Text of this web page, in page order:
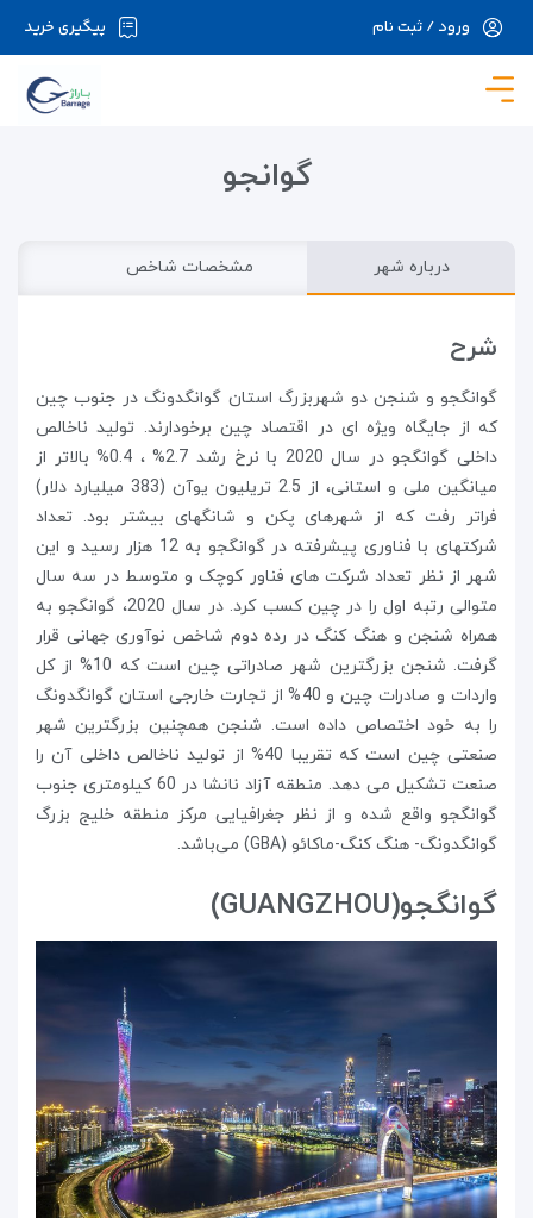
در حال حاضر ارتباط با سرور قطع می باشد لطفا
پیگیری خرید ورود / ثبت نام
گوانجو
درباره شهر مشخصات شاخص
شرح
گوانگجو و شنجن دو شهربزرگ استان گوانگدونگ در جنوب چین
که از جایگاه ویژه ای در اقتصاد چین برخودارند. تولید ناخالص
داخلی گوانگجو در سال 2020 با نرخ رشد 2.7% ، 0.4% بالاتر از
میانگین ملی و استانی، از 2.5 تریلیون یوآن (383 میلیارد دلار)
فراتر رفت که از شهرهای پکن و شانگهای بیشتر بود. تعداد
شرکتهای با فناوری پیشرفته در گوانگجو به 12 هزار رسید و این
شهر از نظر تعداد شرکت های فناور کوچک و متوسط در سه سال
متوالی رتبه اول را در چین کسب کرد. در سال 2020، گوانگجو به
همراه شنجن و هنگ کنگ در رده دوم شاخص نوآوری جهانی قرار
گرفت. شنجن بزرگترین شهر صادراتی چین است که 10% از کل
واردات و صادرات چین و 40% از تجارت خارجی استان گوانگدونگ
را به خود اختصاص داده است. شنجن همچنین بزرگترین شهر
صنعتی چین است که تقریبا 40% از تولید ناخالص داخلی آن را
صنعت تشکیل می دهد. منطقه آزاد نانشا در 60 کیلومتری جنوب
گوانگجو واقع شده و از نظر جغرافیایی مرکز منطقه خلیج بزرگ
گوانگدونگ- هنگ کنگ-ماکائو (GBA) می‌باشد.
گوانگجو(GUANGZHOU)